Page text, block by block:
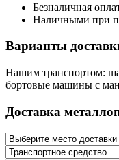
Безналичная
Наличными при
Варианты
Нашим транспортом:
бортовые машины с
Доставка